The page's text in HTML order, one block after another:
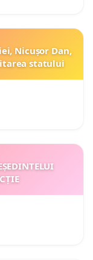
Nicușor Dan,
statului